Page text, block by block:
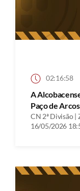
02:16:58
A
Paço de Arcos
CN 2ª Divisão |
16/05/2026